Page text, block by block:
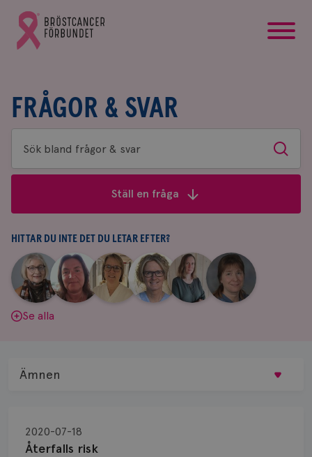
Gå
till
Bröstcancerförbundets
FRÅGOR & SVAR
Sök
bland
&
svar
Sök
Ställ en fråga
HITTAR DU INTE DET DU LETAR EFTER?
Aina
Johnsson
|
Anne
Andersson
Fredrika
Killander
|
Jeanette
Bäcklund
|
Maria
Edegran
|
Yvette
Andersson
Se alla
Återfalls risk
2020-07-18
Ämnen
Biopsi